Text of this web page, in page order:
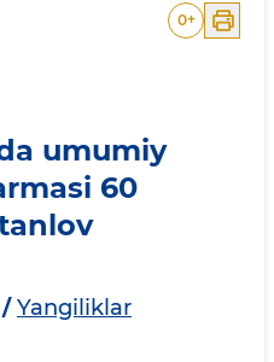
0+
umumiy
60
/ Yangiliklar